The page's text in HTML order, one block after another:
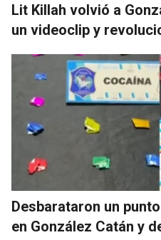
Lit Killah volvió a
un videoclip y
Desbarataron un
en González Catán y